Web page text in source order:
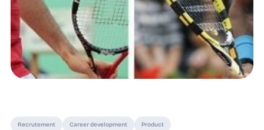
Recrutement Career development Product